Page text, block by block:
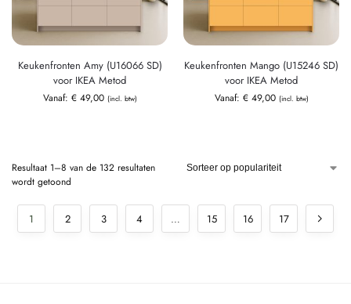
Keukenfronten Amy (U16066 SD)
voor IKEA Metod
Vanaf: €49,00 (incl. btw)
Keukenfronten Mango (U15246 SD)
voor IKEA Metod
Vanaf: €49,00 (incl. btw)
Resultaat 1–8 van de 132 resultaten
wordt getoond
1 2 3 4 … 15 16 17